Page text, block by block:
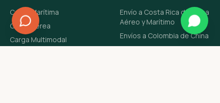
Carga Marítima
Carga Aérea
Carga Multimodal
Envío a Costa Rica de China
Aéreo y Marítimo
Envíos a Colombia de China